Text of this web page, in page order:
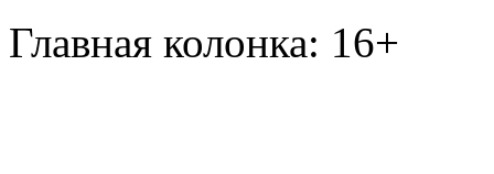
Главная колонка: 16+